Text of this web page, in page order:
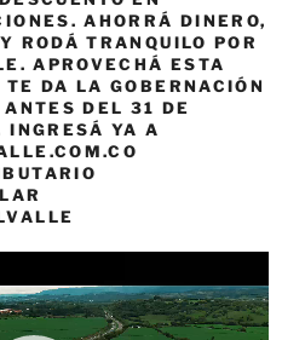
AHORRÁ DINERO,
RODÁ TRANQUILO POR
APROVECHÁ ESTA
TE DA LA GOBERNACIÓN
DEL 31 DE
YA A